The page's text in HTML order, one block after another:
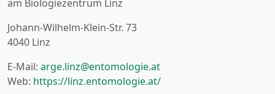
am Biologiezentrum Linz
Johann-Wilhelm-Klein-Str. 73
4040 Linz
E-Mail: arge.linz@entomologie.at
Web: https://linz.entomologie.at/